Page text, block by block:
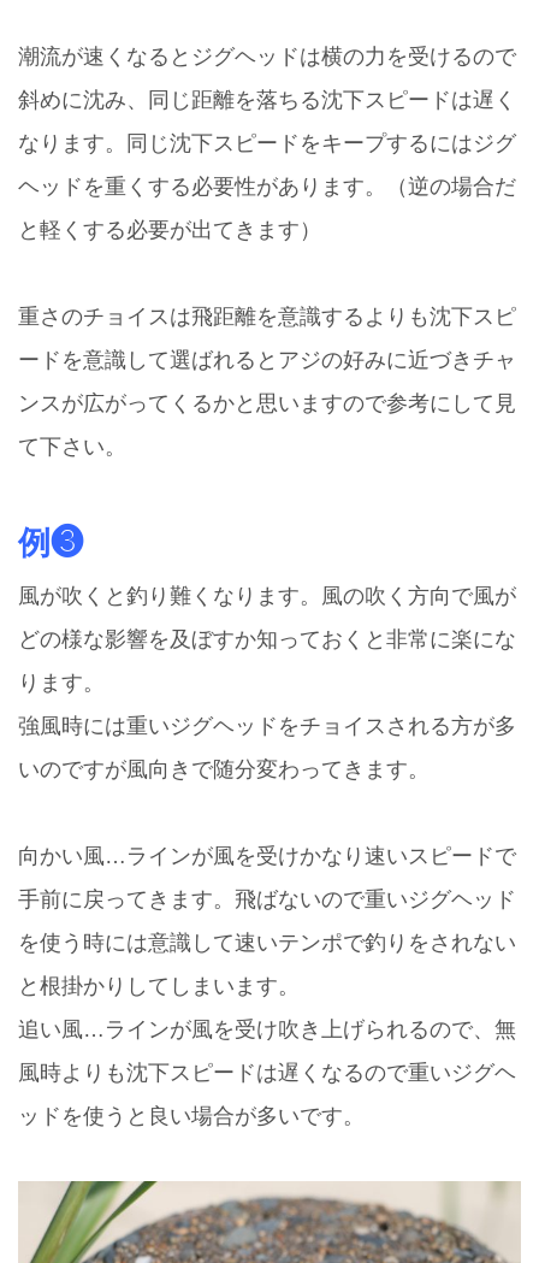
潮流が速くなるとジグヘッドは横の力を受けるので
斜めに沈み、同じ距離を落ちる沈下スピードは遅く
なります。同じ沈下スピードをキープするにはジグ
ヘッドを重くする必要性があります。（逆の場合だ
と軽くする必要が出てきます）
重さのチョイスは飛距離を意識するよりも沈下スピ
ードを意識して選ばれるとアジの好みに近づきチャ
ンスが広がってくるかと思いますので参考にして見
て下さい。
例❸
風が吹くと釣り難くなります。風の吹く方向で風が
どの様な影響を及ぼすか知っておくと非常に楽にな
ります。
強風時には重いジグヘッドをチョイスされる方が多
いのですが風向きで随分変わってきます。
向かい風…ラインが風を受けかなり速いスピードで
手前に戻ってきます。飛ばないので重いジグヘッド
を使う時には意識して速いテンポで釣りをされない
と根掛かりしてしまいます。
追い風…ラインが風を受け吹き上げられるので、無
風時よりも沈下スピードは遅くなるので重いジグヘ
ッドを使うと良い場合が多いです。